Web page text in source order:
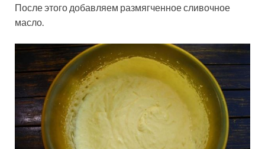
После этого добавляем размягченное сливочное
масло.